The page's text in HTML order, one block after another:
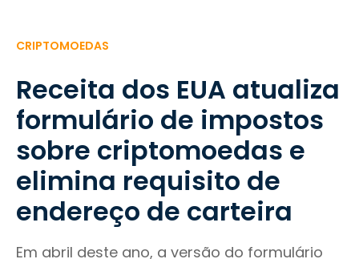
CRIPTOMOEDAS
Receita dos EUA atualiza
formulário de impostos
sobre criptomoedas e
elimina requisito de
endereço de carteira
Em abril deste ano, a versão do formulário